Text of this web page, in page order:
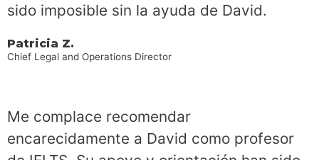
sido imposible sin la ayuda de David.
Patricia Z.
Chief Legal and Operations Director
Me complace recomendar
encarecidamente a David como profesor